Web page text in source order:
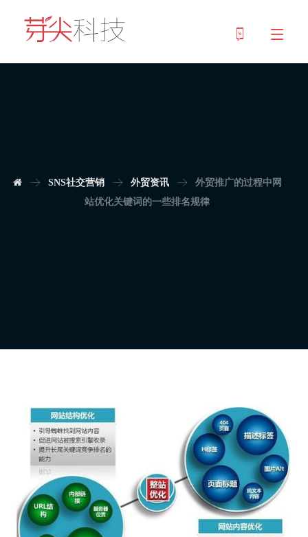
SNS社交营销 外贸资讯
外贸推广的过程中网
站优化关键词的一些排名规律